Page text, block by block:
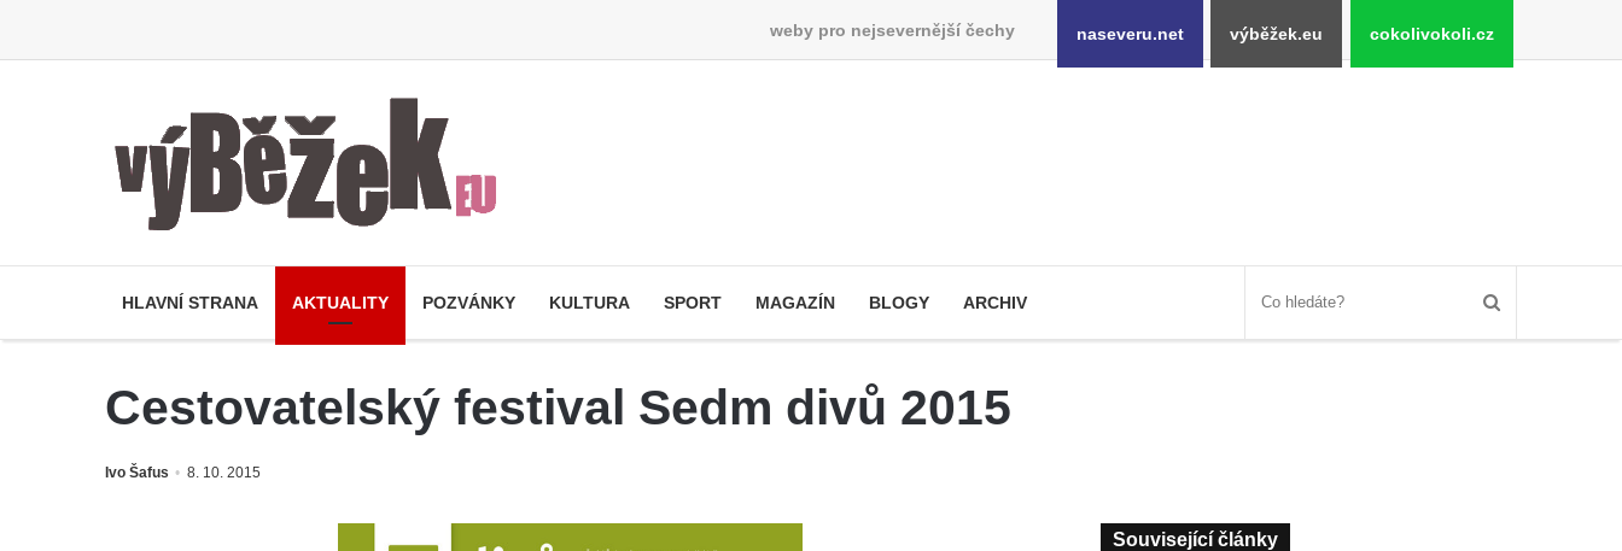
weby pro nejsevernější čechy naseveru.net výběžek.eu cokolivokoli.cz
HLAVNÍ STRANA AKTUALITY POZVÁNKY KULTURA SPORT MAGAZÍN BLOGY ARCHIV
Cestovatelský festival Sedm divů 2015
Ivo Šafus 8. 10. 2015
Související články